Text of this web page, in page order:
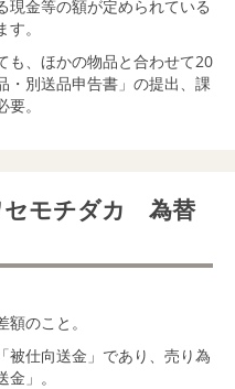
現金等の額が定められている
。
も、ほかの物品と合わせて20
・別送品申告書」の提出、課
。
セモチダカ 為替
のこと。
被仕向送金」であり、売り為
」。